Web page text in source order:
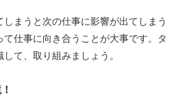
まうと次の仕事に影響が出てしまう
仕事に向き合うことが大事です。タ
て、取り組みましょう。